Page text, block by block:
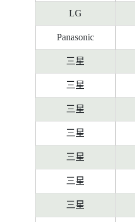
LG
Panasonic
三星
三星
三星
三星
三星
三星
三星